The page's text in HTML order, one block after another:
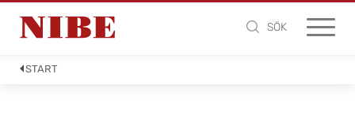
SÖK
START